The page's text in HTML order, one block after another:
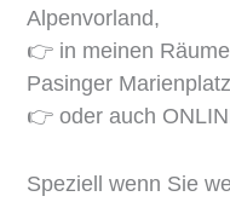
Alpenvorland,
👉 in meinen
Pasinger
👉 oder auch
Speziell wenn Sie